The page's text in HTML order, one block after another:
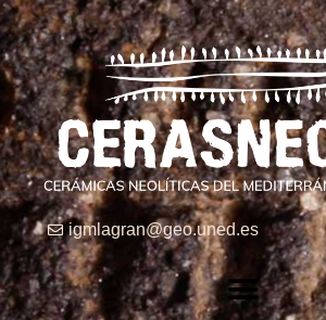
igmlagran@geo.uned.es